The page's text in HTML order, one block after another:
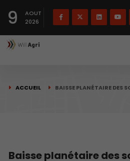
9
AOUT
2026
ACCUEIL BAISSE PLANÉTAIRE DES
Baisse planétaire des
Français